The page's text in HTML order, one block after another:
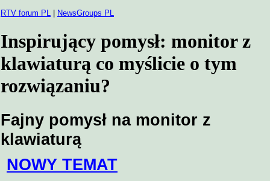
RTV forum PL NewsGroups PL
Inspirujący pomysł: monitor z
klawiaturą co myślicie o tym
rozwiązaniu?
Fajny pomysł na monitor z
klawiaturą
NOWY TEMAT